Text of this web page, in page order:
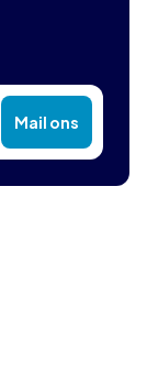
Mail ons